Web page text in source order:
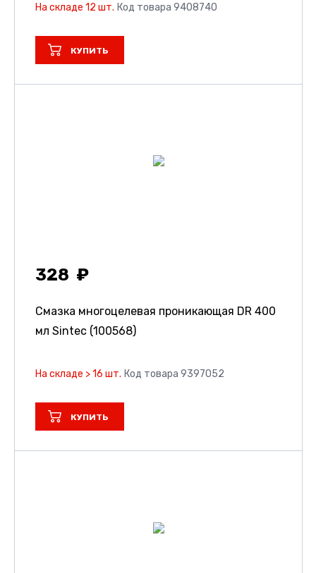
На складе 12 шт. Код товара 9408740
КУПИТЬ
328
Смазка многоцелевая проникающая DR 400
мл Sintec (100568)
На складе > 16 шт. Код товара 9397052
КУПИТЬ